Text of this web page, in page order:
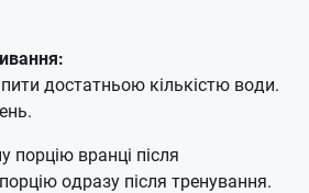
достатньою кількістю води.
порцію вранці після
одразу після тренування.